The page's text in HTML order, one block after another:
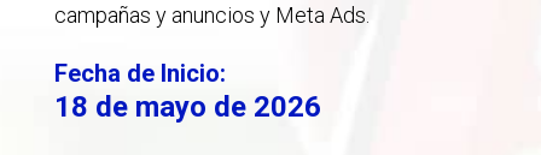
campañas y anuncios y Meta Ads.
Fecha de Inicio:
18 de mayo de 2026